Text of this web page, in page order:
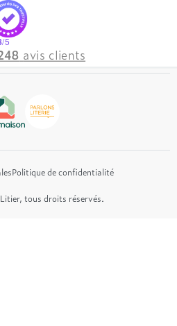
/5
avis clients
Politique de confidentialité
tous droits réservés.